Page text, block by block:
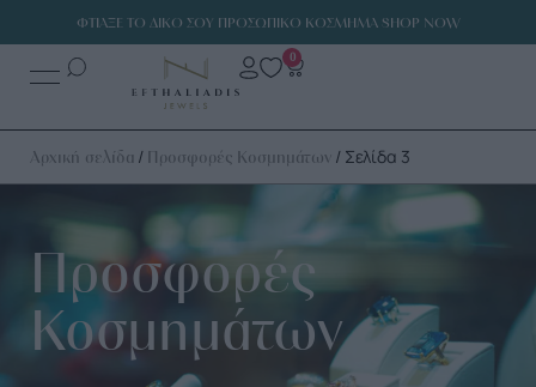
ΦΤΙΑΞΕ ΤΟ ΔΙΚΟ ΣΟΥ ΠΡΟΣΩΠΙΚΟ ΚΟΣΜΗΜΑ SHOP NOW
0
Αρχική σελίδα / Προσφορές Κοσμημάτων / Σελίδα 3
Προσφορές
Κοσμημάτων